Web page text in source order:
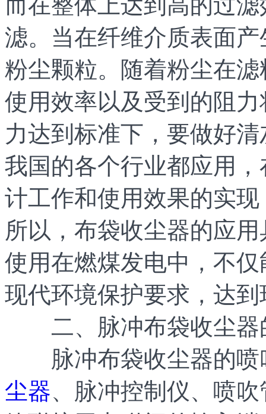
而在整体上达到高的过
滤。当在纤维介质表面
粉尘颗粒。随着粉尘在
使用效率以及受到的阻
力达到标准下，要做好
我国的各个行业都应用
计工作和使用效果的实
所以，布袋收尘器的应
使用在燃煤发电中，不
现代环境保护要求，达
二、脉冲布袋收尘器
脉冲布袋收尘器的喷
尘器、脉冲控制仪、喷